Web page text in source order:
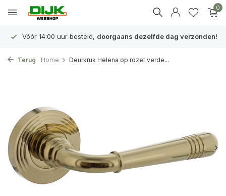
0
Vóór 14:00 uur besteld, doorgaans dezelfde dag verzonden!
Terug Home Deurkruk Helena op rozet verde...